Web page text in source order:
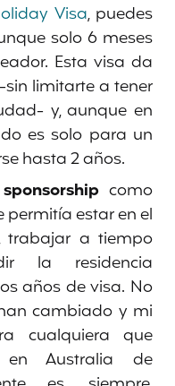
Visa, puedes
solo 6 meses
Esta visa da
limitarte a tener
y, aunque en
es solo para un
hasta 2 años.
sponsorship como
permitía estar en el
trabajar a tiempo
la residencia
años de visa. No
cambiado y mi
cualquiera que
en Australia de